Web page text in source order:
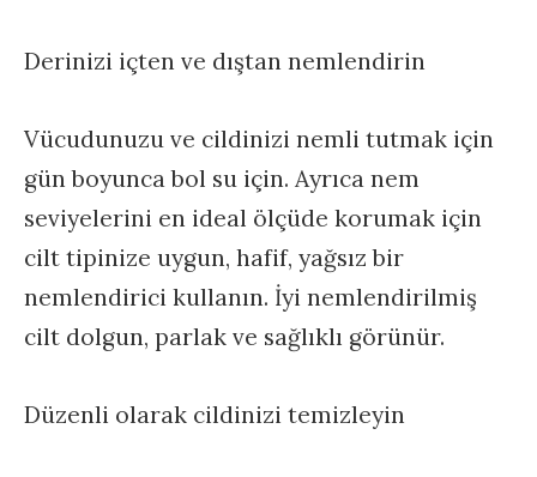
Derinizi içten ve dıştan nemlendirin
Vücudunuzu ve cildinizi nemli tutmak için
gün boyunca bol su için. Ayrıca nem
seviyelerini en ideal ölçüde korumak için
cilt tipinize uygun, hafif, yağsız bir
nemlendirici kullanın. İyi nemlendirilmiş
cilt dolgun, parlak ve sağlıklı görünür.
Düzenli olarak cildinizi temizleyin